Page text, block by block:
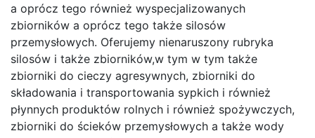
a oprócz tego również wyspecjalizowanych
zbiorników a oprócz tego także silosów
przemysłowych. Oferujemy nienaruszony rubryka
silosów i także zbiorników,w tym w tym także
zbiorniki do cieczy agresywnych, zbiorniki do
składowania i transportowania sypkich i również
płynnych produktów rolnych i również spożywczych,
zbiorniki do ścieków przemysłowych a także wody